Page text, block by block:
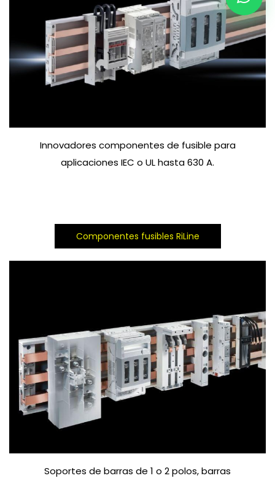
Innovadores componentes de fusible para
aplicaciones IEC o UL hasta 630 A.
Componentes fusibles RiLine
Soportes de barras de 1 o 2 polos, barras